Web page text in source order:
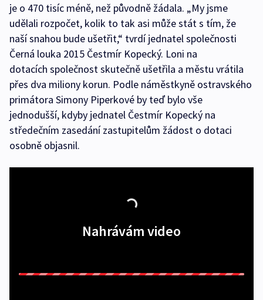
je o 470 tisíc méně, než původně žádala. „My jsme
udělali rozpočet, kolik to tak asi může stát s tím, že
naší snahou bude ušetřit,“ tvrdí jednatel společnosti
Černá louka 2015 Čestmír Kopecký. Loni na
dotacích společnost skutečně ušetřila a městu vrátila
přes dva miliony korun. Podle náměstkyně ostravského
primátora Simony Piperkové by teď bylo vše
jednodušší, kdyby jednatel Čestmír Kopecký na
středečním zasedání zastupitelům žádost o dotaci
osobně objasnil.
Nahrávám video